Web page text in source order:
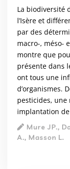
La biodiversité
l’Isère et
par des
macro-, méso-
montre que
présente dans
ont tous une
d’organismes.
pesticides,
implantation
Mure JP.,
A., Masson L.